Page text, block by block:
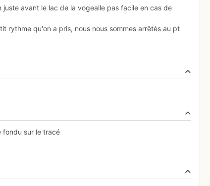
avant le lac de la vogealle pas facile en cas de
rythme qu'on a pris, nous nous sommes arrêtés au pt
fondu sur le tracé